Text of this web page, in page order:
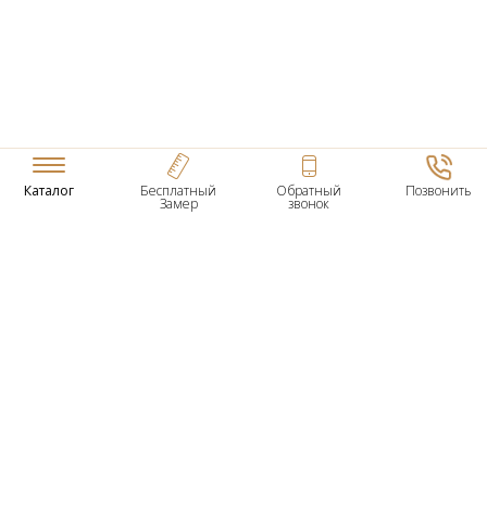
Каталог Бесплатный
Замер
Обратный
звонок
Позвонить